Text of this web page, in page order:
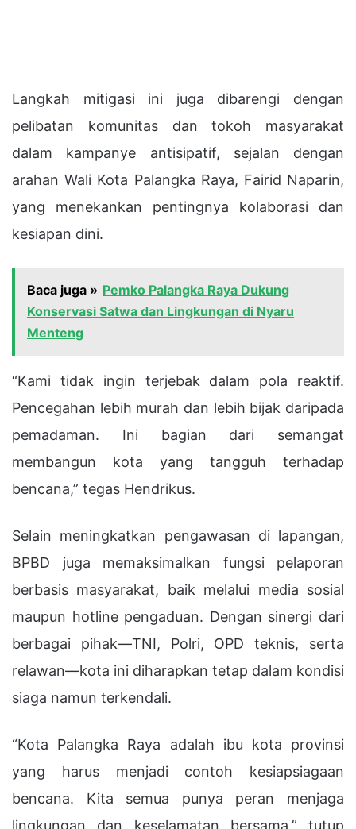
Langkah mitigasi ini juga dibarengi dengan
pelibatan komunitas dan tokoh masyarakat
dalam kampanye antisipatif, sejalan dengan
arahan Wali Kota Palangka Raya, Fairid Naparin,
yang menekankan pentingnya kolaborasi dan
kesiapan dini.
Baca juga » Pemko Palangka Raya Dukung
Konservasi Satwa dan Lingkungan di Nyaru
Menteng
“Kami tidak ingin terjebak dalam pola reaktif.
Pencegahan lebih murah dan lebih bijak daripada
pemadaman. Ini bagian dari semangat
membangun kota yang tangguh terhadap
bencana,” tegas Hendrikus.
Selain meningkatkan pengawasan di lapangan,
BPBD juga memaksimalkan fungsi pelaporan
berbasis masyarakat, baik melalui media sosial
maupun hotline pengaduan. Dengan sinergi dari
berbagai pihak—TNI, Polri, OPD teknis, serta
relawan—kota ini diharapkan tetap dalam kondisi
siaga namun terkendali.
“Kota Palangka Raya adalah ibu kota provinsi
yang harus menjadi contoh kesiapsiagaan
bencana. Kita semua punya peran menjaga
lingkungan dan keselamatan bersama,” tutup